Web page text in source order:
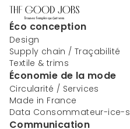
Éco conception
Design
Supply chain / Traçabilité
Textile & trims
Économie de la mode
Circularité / Services
Made in France
Data Consommateur-ice-s
Communication